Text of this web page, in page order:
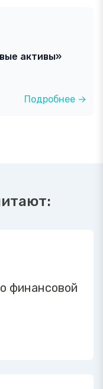
активы»
Подробнее →
финансовой